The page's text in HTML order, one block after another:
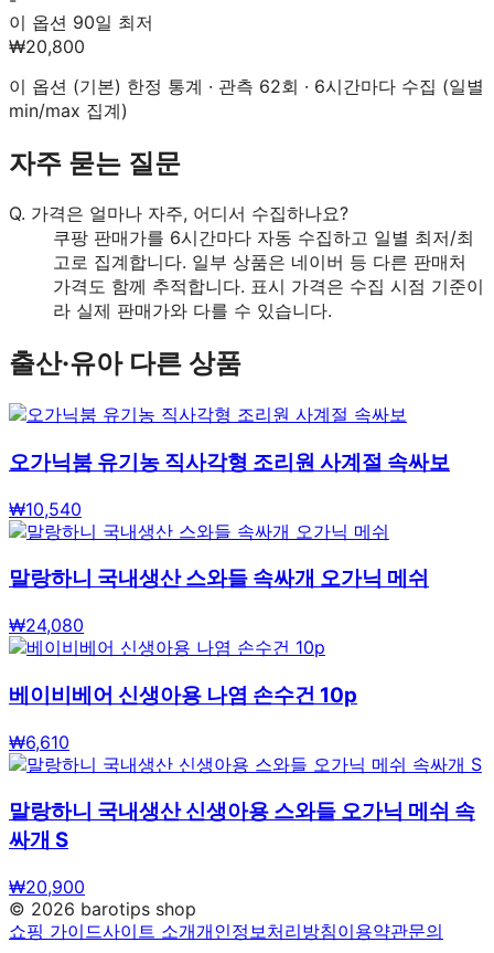
이 옵션 90일 최저
₩20,800
이 옵션 (기본) 한정 통계 · 관측 62회 · 6시간마다 수집 (일별
min/max 집계)
자주 묻는 질문
Q. 가격은 얼마나 자주, 어디서 수집하나요?
쿠팡 판매가를 6시간마다 자동 수집하고 일별 최저/최
고로 집계합니다. 일부 상품은 네이버 등 다른 판매처
가격도 함께 추적합니다. 표시 가격은 수집 시점 기준이
라 실제 판매가와 다를 수 있습니다.
출산·유아다른 상품
오가닉붐 유기농 직사각형 조리원 사계절 속싸보
₩10,540
말랑하니 국내생산 스와들 속싸개 오가닉 메쉬
₩24,080
베이비베어 신생아용 나염 손수건 10p
₩6,610
말랑하니 국내생산 신생아용 스와들 오가닉 메쉬 속
싸개 S
₩20,900
© 2026 barotips shop
쇼핑 가이드사이트 소개개인정보처리방침이용약관문의